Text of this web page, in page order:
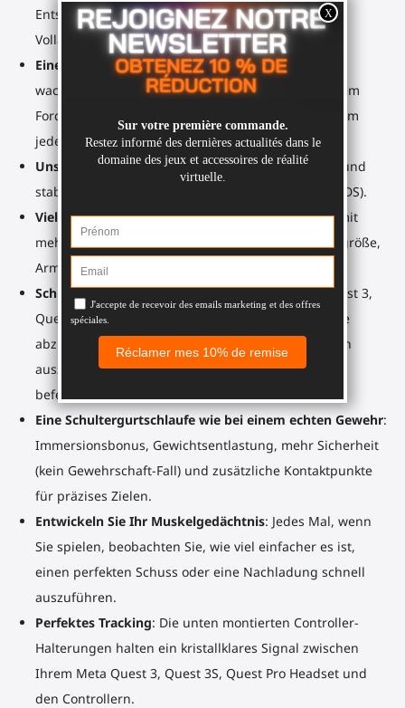
Entscheidungen anzupassen (Einzelschuss, Salve,
Vollautomatik).
Eine Vielzahl von kompatiblen Spielen: 70+ (und
wachsende) Spiele (Mod und nativ), die Sie mit Ihrem
ForceTube spielen können. Und eine Begleit-App, um
jedes Spiel auf PCVR/SteamVR zu spielen.
Unschlagbare Präzision: Ausgerichtete Controller und
stabile Hände ermöglichen perfektes Anvisieren (ADS).
Vielseitiger Gewehrschaft: Verstellbarer Rahmen mit
mehreren Gelenkpunkten, um sich an jede Körpergröße,
Armlänge und jedes virtuelle Gewehr anzupassen.
Schnelle Nachladungen: Drehen Sie Ihre Meta Quest 3,
Quest 3S, Quest Pro Controller-Halterungen, um sie
abzunehmen, nachzuladen oder eine andere Aktion
auszuführen, bevor Sie sie wieder am Rahmen
befestigen.
Eine Schultergurtschlaufe wie bei einem echten Gewehr:
Immersionsbonus, Gewichtsentlastung, mehr Sicherheit
(kein Gewehrschaft-Fall) und zusätzliche Kontaktpunkte
für präzises Zielen.
Entwickeln Sie Ihr Muskelgedächtnis: Jedes Mal, wenn
Sie spielen, beobachten Sie, wie viel einfacher es ist,
einen perfekten Schuss oder eine Nachladung schnell
auszuführen.
Perfektes Tracking: Die unten montierten Controller-
Halterungen halten ein kristallklares Signal zwischen
Ihrem Meta Quest 3, Quest 3S, Quest Pro Headset und
den Controllern.